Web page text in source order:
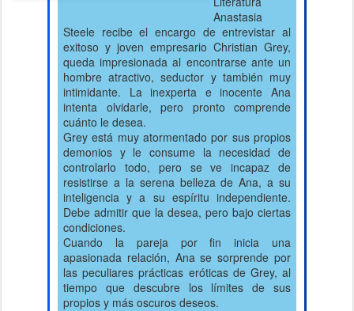
Anastasia
Steele recibe el encargo de entrevistar al
exitoso y joven empresario Christian Grey,
queda impresionada al encontrarse ante un
hombre atractivo, seductor y también muy
intimidante. La inexperta e inocente Ana
intenta olvidarle, pero pronto comprende
cuánto le desea.
Grey está muy atormentado por sus propios
demonios y le consume la necesidad de
controlarlo todo, pero se ve incapaz de
resistirse a la serena belleza de Ana, a su
inteligencia y a su espíritu independiente.
Debe admitir que la desea, pero bajo ciertas
condiciones.
Cuando la pareja por fin inicia una
apasionada relación, Ana se sorprende por
las peculiares prácticas eróticas de Grey, al
tiempo que descubre los límites de sus
propios y más oscuros deseos.